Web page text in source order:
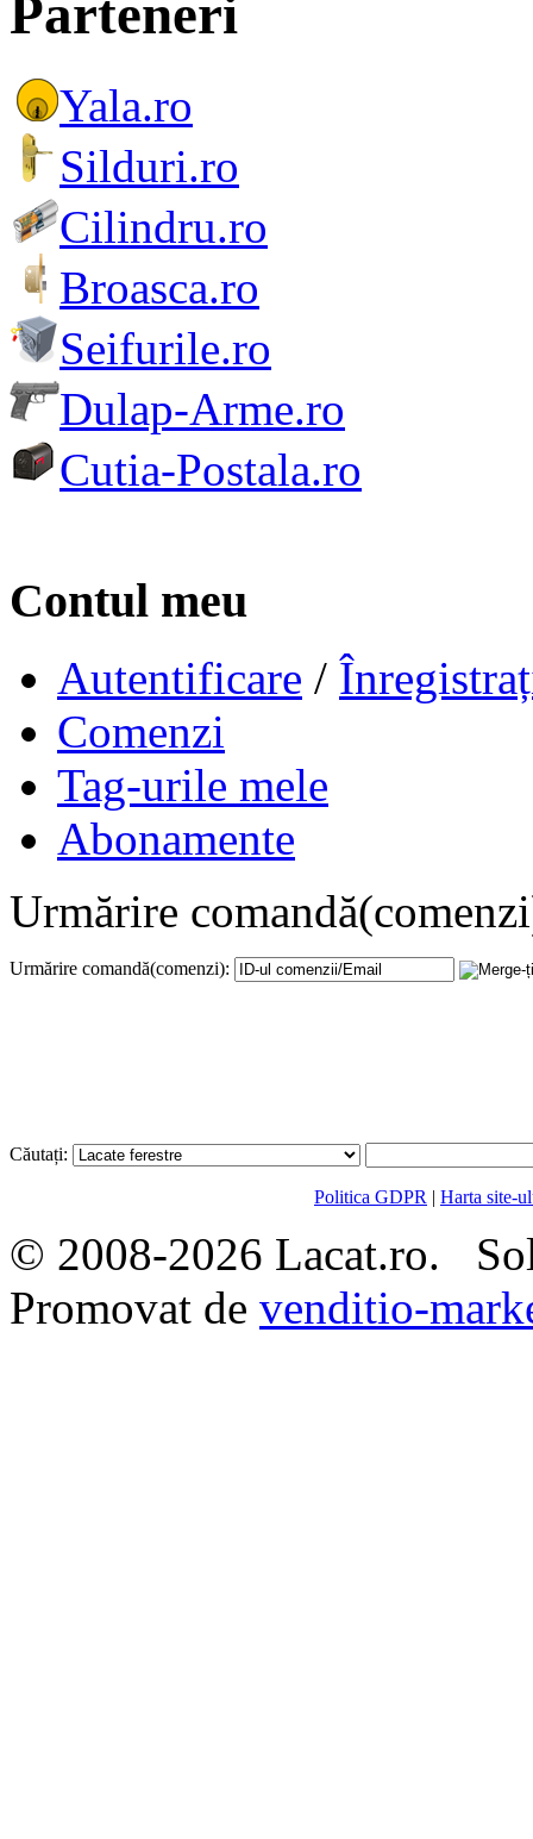
Parteneri
Yala.ro
Silduri.ro
Cilindru.ro
Broasca.ro
Seifurile.ro
Dulap-Arme.ro
Cutia-Postala.ro
Contul meu
Autentificare /
Comenzi
Tag-urile mele
Abonamente
Urmărire
Urmărire comandă(comenzi):
Căutați:
Politica GDPR | Harta site-
© 2008-2026 Lacat.ro.
Promovat de venditio-